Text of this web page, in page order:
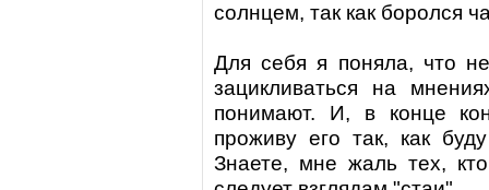
солнцем, так как боролся
Для себя я поняла, что
зацикливаться на
понимают. И, в конце
проживу его так, как
Знаете, мне жаль тех,